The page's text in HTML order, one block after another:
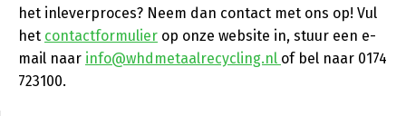
het inleverproces? Neem dan contact met ons op! Vul
het contactformulier op onze website in, stuur een e-
mail naar info@whdmetaalrecycling.nl of bel naar 0174
723100.